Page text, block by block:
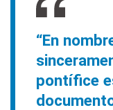
“En
pontífice